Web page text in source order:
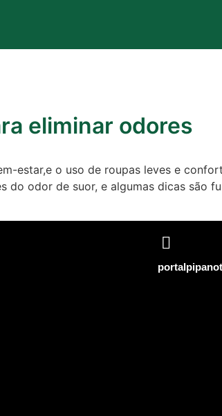
eliminar odores
estar,e o uso de roupas leves e
odor de suor, e algumas dicas são